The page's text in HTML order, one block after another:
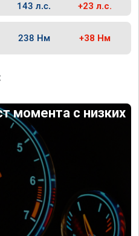
143 л.с. +23 л.с.
238 Нм +38 Нм
момента с низких